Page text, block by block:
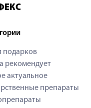
подарков
рекомендует
актуальное
препараты